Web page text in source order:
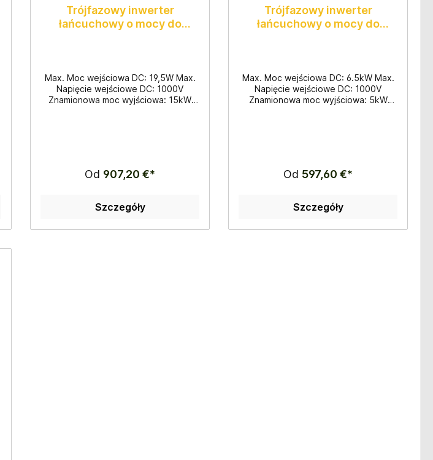
Trójfazowy inwerter
łańcuchowy o mocy do
Max. Moc wejściowa DC: 19,5W Max.
Napięcie wejściowe DC: 1000V
Znamionowa moc wyjściowa: 15kW
Od 907,20 €*
Szczegóły
Trójfazowy inwerter
łańcuchowy o mocy do
Max. Moc wejściowa DC: 6.5kW Max.
Napięcie wejściowe DC: 1000V
Znamionowa moc wyjściowa: 5kW
Od 597,60 €*
Szczegóły